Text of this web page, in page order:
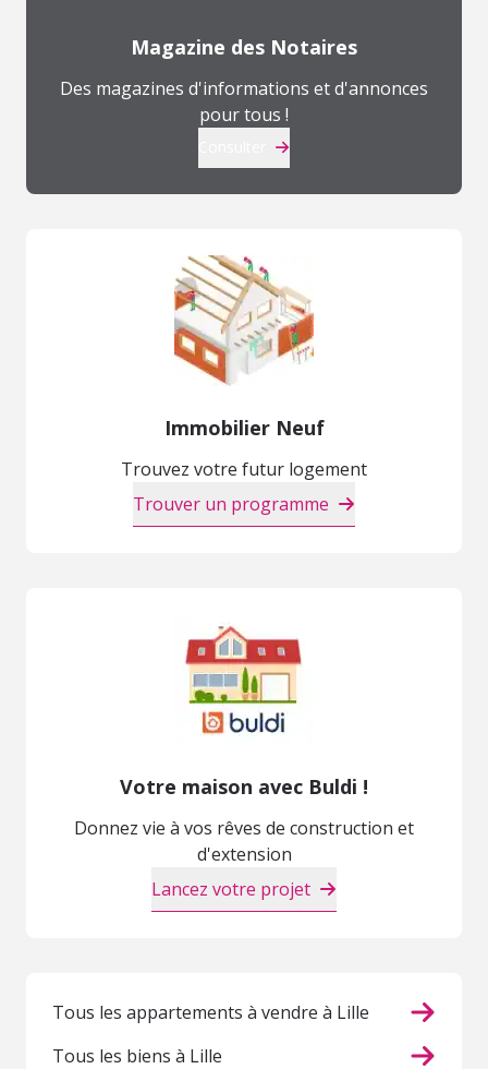
Magazine des Notaires
Des magazines d'informations et d'annonces
pour tous !
Immobilier Neuf
Trouvez votre futur logement
Trouver un programme
Votre maison avec Buldi !
Donnez vie à vos rêves de construction et
d'extension
Lancez votre projet
Tous les appartements à vendre à Lille
Tous les biens à Lille